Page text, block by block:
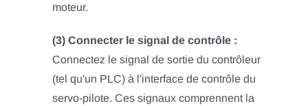
moteur.
(3) Connecter le signal de contrôle :
Connectez le signal de sortie du contrôleur
(tel qu'un PLC) à l'interface de contrôle du
servo-pilote. Ces signaux comprennent la